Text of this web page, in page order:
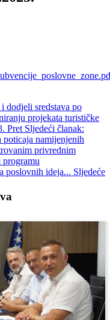
dodjeli sredstava po
projekata turističke
Pret Sljedeći članak:
namijenjenih
privrednim
programu
poslovnih ideja... Sljedeće